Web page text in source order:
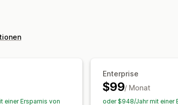
E-Mail-Benachrichtigungen
Sprachen
einer Ersparnis von
Enterprise
$99/ Monat
oder $948/Jahr mit einer